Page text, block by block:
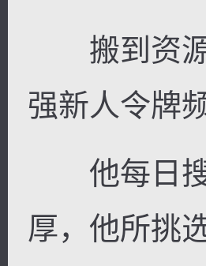
搬到资源
强新人令牌
他每日搜
厚，他所挑